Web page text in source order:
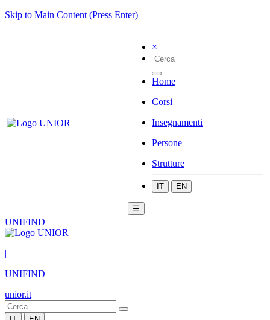
Skip to Main Content (Press Enter)
×
Home
Corsi
Insegnamenti
Persone
Strutture
IT EN
☰
UNIFIND
|
UNIFIND
unior.it